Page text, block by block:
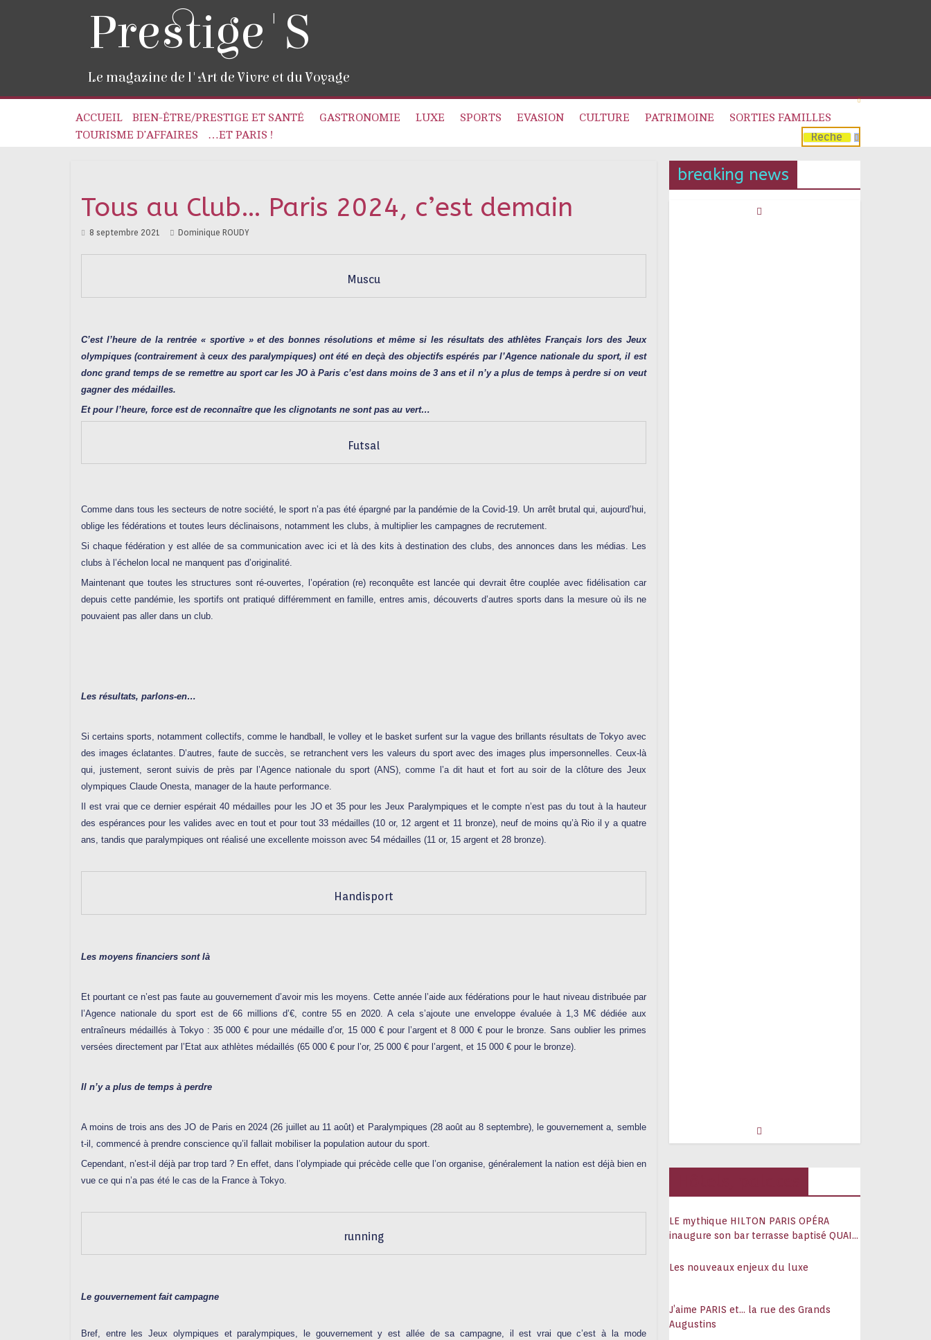
Prestige'S
Le magazine de l'Art de Vivre et du Voyage
ACCUEIL BIEN-ÊTRE/PRESTIGE ET SANTÉ GASTRONOMIE LUXE SPORTS EVASION CULTURE PATRIMOINE
SORTIES FAMILLES
TOURISME D’AFFAIRES
…ET PARIS !
Tous au Club… Paris 2024, c’est demain
8 septembre 2021 Dominique ROUDY
Muscu
C’est l’heure de la rentrée « sportive » et des bonnes résolutions et même si les résultats des athlètes Français lors des Jeux
olympiques (contrairement à ceux des paralympiques) ont été en deçà des objectifs espérés par l’Agence nationale du sport, il est
donc grand temps de se remettre au sport car les JO à Paris c’est dans moins de 3 ans et il n’y a plus de temps à perdre si on veut
gagner des médailles.
Et pour l’heure, force est de reconnaître que les clignotants ne sont pas au vert…
Futsal
Comme dans tous les secteurs de notre société, le sport n’a pas été épargné par la pandémie de la Covid-19. Un arrêt brutal qui, aujourd’hui,
oblige les fédérations et toutes leurs déclinaisons, notamment les clubs, à multiplier les campagnes de recrutement.
Si chaque fédération y est allée de sa communication avec ici et là des kits à destination des clubs, des annonces dans les médias. Les
clubs à l’échelon local ne manquent pas d’originalité.
Maintenant que toutes les structures sont ré-ouvertes, l’opération (re) reconquête est lancée qui devrait être couplée avec fidélisation car
depuis cette pandémie, les sportifs ont pratiqué différemment en famille, entres amis, découverts d’autres sports dans la mesure où ils ne
pouvaient pas aller dans un club.
Les résultats, parlons-en…
Si certains sports, notamment collectifs, comme le handball, le volley et le basket surfent sur la vague des brillants résultats de Tokyo avec
des images éclatantes. D’autres, faute de succès, se retranchent vers les valeurs du sport avec des images plus impersonnelles. Ceux-là
qui, justement, seront suivis de près par l’Agence nationale du sport (ANS), comme l’a dit haut et fort au soir de la clôture des Jeux
olympiques Claude Onesta, manager de la haute performance.
Il est vrai que ce dernier espérait 40 médailles pour les JO et 35 pour les Jeux Paralympiques et le compte n’est pas du tout à la hauteur
des espérances pour les valides avec en tout et pour tout 33 médailles (10 or, 12 argent et 11 bronze), neuf de moins qu’à Rio il y a quatre
ans, tandis que paralympiques ont réalisé une excellente moisson avec 54 médailles (11 or, 15 argent et 28 bronze).
Handisport
Les moyens financiers sont là
Et pourtant ce n’est pas faute au gouvernement d’avoir mis les moyens. Cette année l’aide aux fédérations pour le haut niveau distribuée par
l’Agence nationale du sport est de 66 millions d’€, contre 55 en 2020. A cela s’ajoute une enveloppe évaluée à 1,3 M€ dédiée aux
entraîneurs médaillés à Tokyo : 35 000 € pour une médaille d’or, 15 000 € pour l’argent et 8 000 € pour le bronze. Sans oublier les primes
versées directement par l’Etat aux athlètes médaillés (65 000 € pour l’or, 25 000 € pour l’argent, et 15 000 € pour le bronze).
Il n’y a plus de temps à perdre
A moins de trois ans des JO de Paris en 2024 (26 juillet au 11 août) et Paralympiques (28 août au 8 septembre), le gouvernement a, semble
t-il, commencé à prendre conscience qu’il fallait mobiliser la population autour du sport.
Cependant, n’est-il déjà par trop tard ? En effet, dans l’olympiade qui précède celle que l’on organise, généralement la nation est déjà bien en
vue ce qui n’a pas été le cas de la France à Tokyo.
running
Le gouvernement fait campagne
Bref, entre les Jeux olympiques et paralympiques, le gouvernement y est allée de sa campagne, il est vrai que c’est à la mode
breaking news
LE mythique HILTON PARIS OPÉRA
inaugure son bar terrasse baptisé QUAI
Les nouveaux enjeux du luxe
J’aime PARIS et… la rue des Grands
Augustins